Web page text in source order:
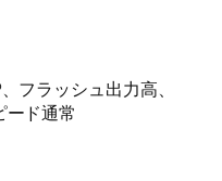
フラッシュ出力高、
ード通常